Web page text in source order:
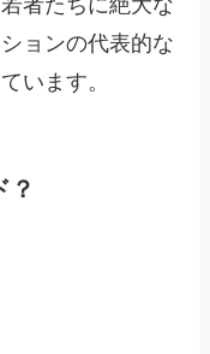
者たちに絶大な
ョンの代表的な
います。
？